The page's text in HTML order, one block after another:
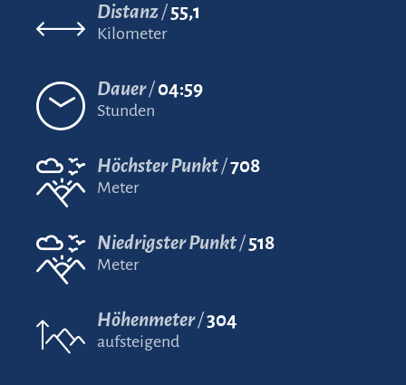
Distanz 55,1
Kilometer
Dauer 04:59
Stunden
Höchster Punkt 708
Meter
Niedrigster Punkt 518
Meter
Höhenmeter 304
aufsteigend